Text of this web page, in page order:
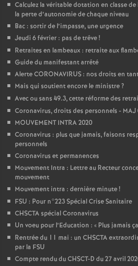
Calculez la véritable dotation en classe
la perte d’autonomie de chaque niveau
Bac : sortir de l’impasse, une urgence
Jeudi 6 février : pas de trêve!
Retraites en lambeaux : retraite aux
Guide du manifestant arrêté
Alerte CORONAVIRUS : nos droits en
Mais qui soutient encore le ministre?
Avec ou sans 49.3, cette réforme des
Coronavirus, droits des personnels - MAJ
MOUVEMENT INTRA 2020
Coronavirus : plus que jamais, faisons
personnels
Coronavirus et permanences
Mouvement Intra : Lettre au Recteur
mouvement
Mouvement intra : dernière minute!
FSU : Pour n°223 Spécial Crise Sanitaire
CHSCTA spécial Coronavirus
Un voeu pour l’Education : « Plus jamais ça
Rentrée du 11 mai : un CHSCTA
par la FSU
Compte rendu du CHSCT-D du 27 avril